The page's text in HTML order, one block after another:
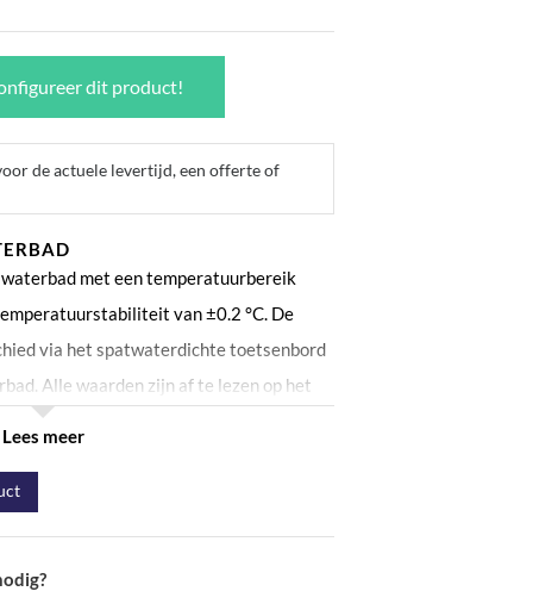
dit product!
de actuele levertijd, een offerte of
met een temperatuurbereik
van ±0.2 °C. De
via het spatwaterdichte toetsenbord
Alle waarden zijn af te lezen op het
maximaal 4 verschillende waarden
een hoge stabiliteit. Het waterbad
Lees meer